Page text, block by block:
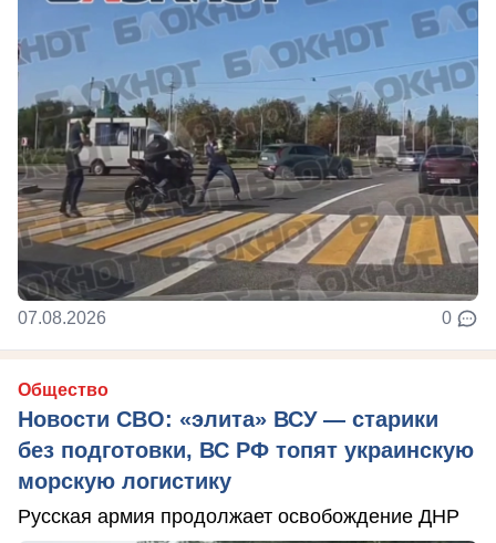
07.08.2026 0
Общество
Новости СВО: «элита» ВСУ — старики
без подготовки, ВС РФ топят украинскую
морскую логистику
Русская армия продолжает освобождение ДНР